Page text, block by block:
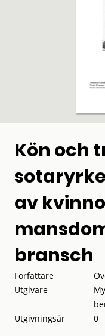
Kön och
av
bransch
Författare
Utgivare
Utgivningsår
0